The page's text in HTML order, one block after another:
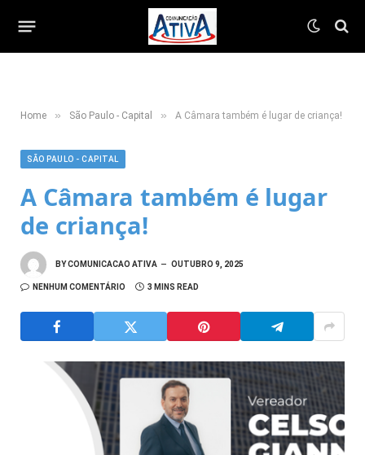
Home » São Paulo - Capital » A Câmara também é lugar de criança!
SÃO PAULO - CAPITAL
A Câmara também é lugar
de criança!
BYCOMUNICACAO ATIVA OUTUBRO 9, 2025
NENHUM COMENTÁRIO 3 MINS READ